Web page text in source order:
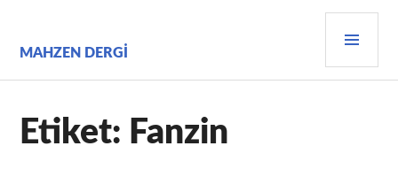
MAHZEN DERGI
Etiket: Fanzin